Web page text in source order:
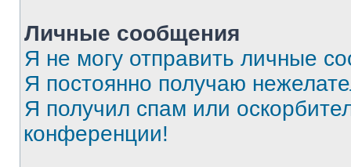
Личные сообщения
Я не могу отправить личные
Я постоянно получаю
Я получил спам или
конференции!